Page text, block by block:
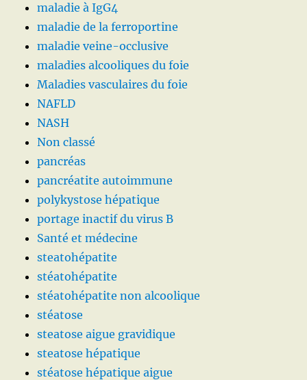
maladie à IgG4
maladie de la ferroportine
maladie veine-occlusive
maladies alcooliques du foie
Maladies vasculaires du foie
NAFLD
NASH
Non classé
pancréas
pancréatite autoimmune
polykystose hépatique
portage inactif du virus B
Santé et médecine
steatohépatite
stéatohépatite
stéatohépatite non alcoolique
stéatose
steatose aigue gravidique
steatose hépatique
stéatose hépatique aigue